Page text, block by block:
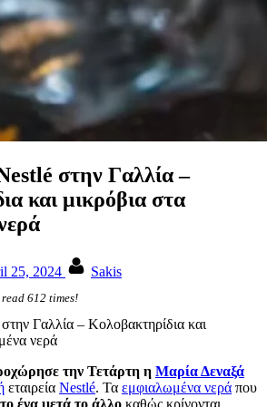
στην Γαλλία –
και μικρόβια στα
25, 2024 Sakis
612 times!
την Τετάρτη η Μαρία Δεναξά
εταιρεία Nestlé. Τα εμφιαλωμένα νερά που